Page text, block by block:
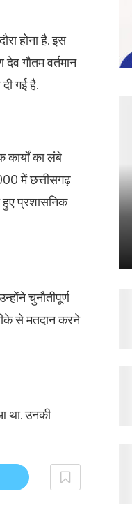
होना है. इस
गौतम वर्तमान
गई है.
का लंबे
में छत्तीसगढ़
हुए प्रशासनिक
चुनौतीपूर्ण
से मतदान करने
था. उनकी